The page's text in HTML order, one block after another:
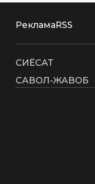
РекламаRSS
СИËСАТ
САВОЛ-ЖАВОБ